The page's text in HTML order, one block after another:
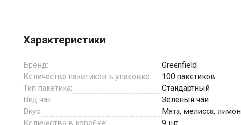
Характеристики
Бренд:
Greenfield
Количество пакетиков в упаковке:
100 пакетиков
Тип пакетика:
Стандартный
Вид чая:
Зеленый чай
Вкус:
Мята, мелисса, лимон
Количество в коробке:
9 шт